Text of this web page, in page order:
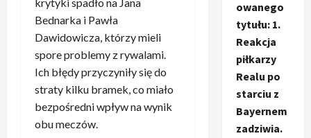
Bednarka i Pawła
Dawidowicza, którzy mieli
spore problemy z rywalami.
Ich błędy przyczyniły się do
straty kilku bramek, co miało
bezpośredni wpływ na wynik
obu meczów.
owanego
tytułu: 1.
Reakcja
piłkarzy
Realu po
starciu z
Bayernem
zadziwia.